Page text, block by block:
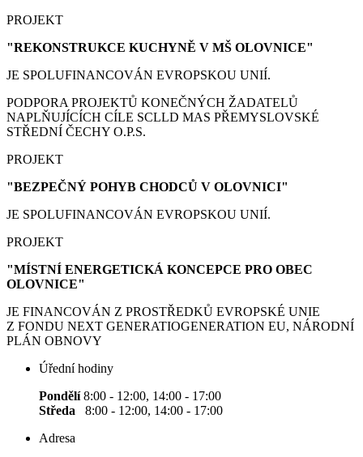
PROJEKT
"REKONSTRUKCE KUCHYNĚ V MŠ OLOVNICE"
JE SPOLUFINANCOVÁN EVROPSKOU UNIÍ.
PODPORA PROJEKTŮ KONEČNÝCH ŽADATELŮ
NAPLŇUJÍCÍCH CÍLE SCLLD MAS PŘEMYSLOVSKÉ
STŘEDNÍ ČECHY O.P.S.
PROJEKT
"BEZPEČNÝ POHYB CHODCŮ V OLOVNICI"
JE SPOLUFINANCOVÁN EVROPSKOU UNIÍ.
PROJEKT
"MÍSTNÍ ENERGETICKÁ KONCEPCE PRO OBEC
OLOVNICE"
JE FINANCOVÁN Z PROSTŘEDKŮ EVROPSKÉ UNIE
Z FONDU NEXT GENERATIOGENERATION EU, NÁRODNÍ
PLÁN OBNOVY
Úřední hodiny
Pondělí8:00 - 12:00, 14:00 - 17:00
Středa 8:00 - 12:00, 14:00 - 17:00
Adresa